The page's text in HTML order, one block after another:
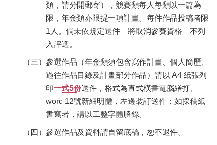
類，請分開郵寄），競賽類每人每類以一篇為
限，年金類亦限提一項計畫。每件作品投稿者限
1人。倘未依規定送件，將取消參賽資格，不列
入評選。
（三）參選作品（年金類須包含寫作計畫、個人簡歷、
過往作品目錄及計畫部分作品）請以 A4 紙張列
印一式5份送件，格式為直式橫書電腦繕打、
word 12號新細明體，左邊裝訂送件；如採稿紙
書寫者，請以工整字體謄錄。
（四）參選作品及資料請自留底稿，恕不退件。